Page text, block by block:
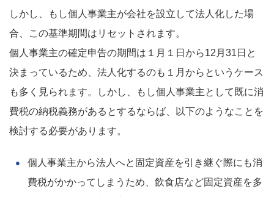
しかし、もし個人事業主が会社を設立して法人化した場
合、この基準期間はリセットされます。
個人事業主の確定申告の期間は１月１日から12月31日と
決まっているため、法人化するのも１月からというケース
も多く見られます。しかし、もし個人事業主として既に消
費税の納税義務があるとするならば、以下のようなことを
検討する必要があります。
個人事業主から法人へと固定資産を引き継ぐ際にも消
費税がかかってしまうため、飲食店など固定資産を多